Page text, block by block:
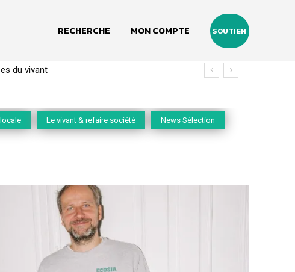
RECHERCHE MON COMPTE SOUTIEN
(2020-2026)
Le vivant & refaire société News Sélection